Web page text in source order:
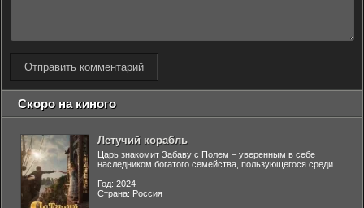
Отправить комментарий
Скоро на киного
Летучий корабль
Царь знакомит Забаву с Полем – уверенным в себе
наследником богатого семейства, пользующегося среди...
Год: 2024
Страна: Россия